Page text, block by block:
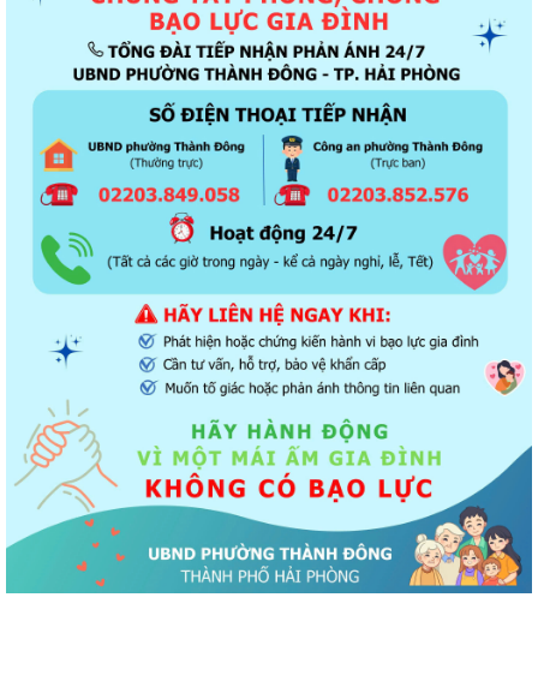
Thông báo về chương trình thu hồi để kiểm tra, khắc phục sự cố các
dòng xe mô tô Honda CB1000...
Kết quả Kỳ họp thứ 3 HĐND thành phố Hải Phòng khóa XIV, nhiệm kỳ
2021 - 2026
Khai thác tài liệu số và Chatbox AI trợi giúp pháp luật
Đẩy mạnh tuyên truyền thực hiện Chương trình hành động của Thành
ủy về xây dựng và hoàn thiện nhà...
Tăng cường các giải pháp đấu tranh, ngăn chặn và xử lý hành vi xâm
phạm quyền sở hữu trí tuệ trên...
Ủy ban nhân dân phường Thành Đông thông báo về việc chấm dứt
hoạt động kinh doanh tại Chợ tạm Chi...
Đảng ủy phường Thành Đông đẩy mạnh tuyên truyền, thực hiện Nghị
quyết số 27-NQ/TW về xây dựng và...
Phường Thành Đông tăng cương phân loại chất thải rắn sinh hoạt tại
nguồn: Hành động nhỏ, ý nghĩa...